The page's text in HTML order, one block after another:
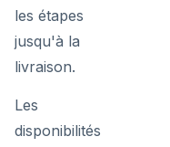
les étapes
jusqu'à la
livraison.
Les
disponibilités